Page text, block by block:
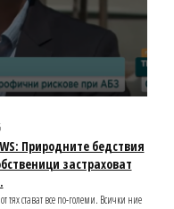
Природните бедствия
застраховат
тях стават все по-големи. Всички ние